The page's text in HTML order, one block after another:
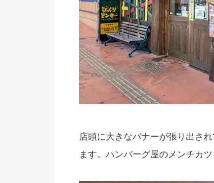
店頭に大きなバナーが張り出さ
ます。ハンバーグ屋のメンチカツ